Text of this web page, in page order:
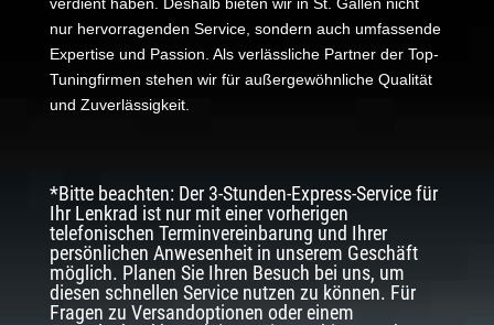
nur hervorragenden Service, sondern auch umfassende
Expertise und Passion. Als verlässliche Partner der Top-
Tuningfirmen stehen wir für außergewöhnliche Qualität
und Zuverlässigkeit.
*Bitte beachten: Der 3-Stunden-Express-Service für
Ihr Lenkrad ist nur mit einer vorherigen
telefonischen Terminvereinbarung und Ihrer
persönlichen Anwesenheit in unserem Geschäft
möglich. Planen Sie Ihren Besuch bei uns, um
diesen schnellen Service nutzen zu können. Für
Fragen zu Versandoptionen oder einem